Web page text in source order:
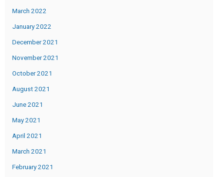
March 2022
January 2022
December 2021
November 2021
October 2021
August 2021
June 2021
May 2021
April 2021
March 2021
February 2021